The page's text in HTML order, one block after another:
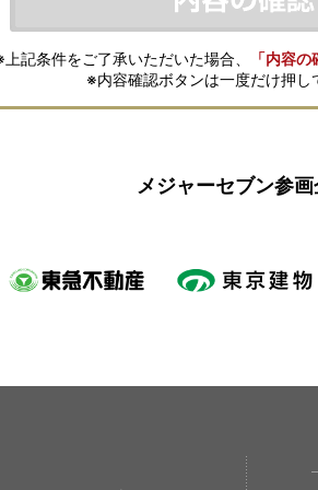
記条件をご了承いただいた場合、 「内容の
※内容確認ボタンは一度だけ押し
メジャーセブン参